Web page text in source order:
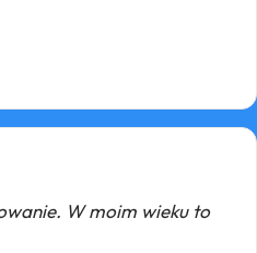
W moim wieku to